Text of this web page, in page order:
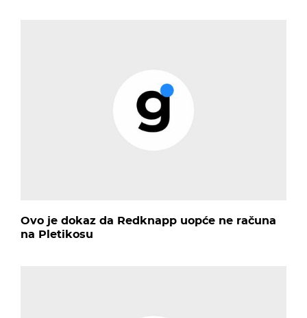
Ovo je dokaz da Redknapp uopće ne računa
na Pletikosu